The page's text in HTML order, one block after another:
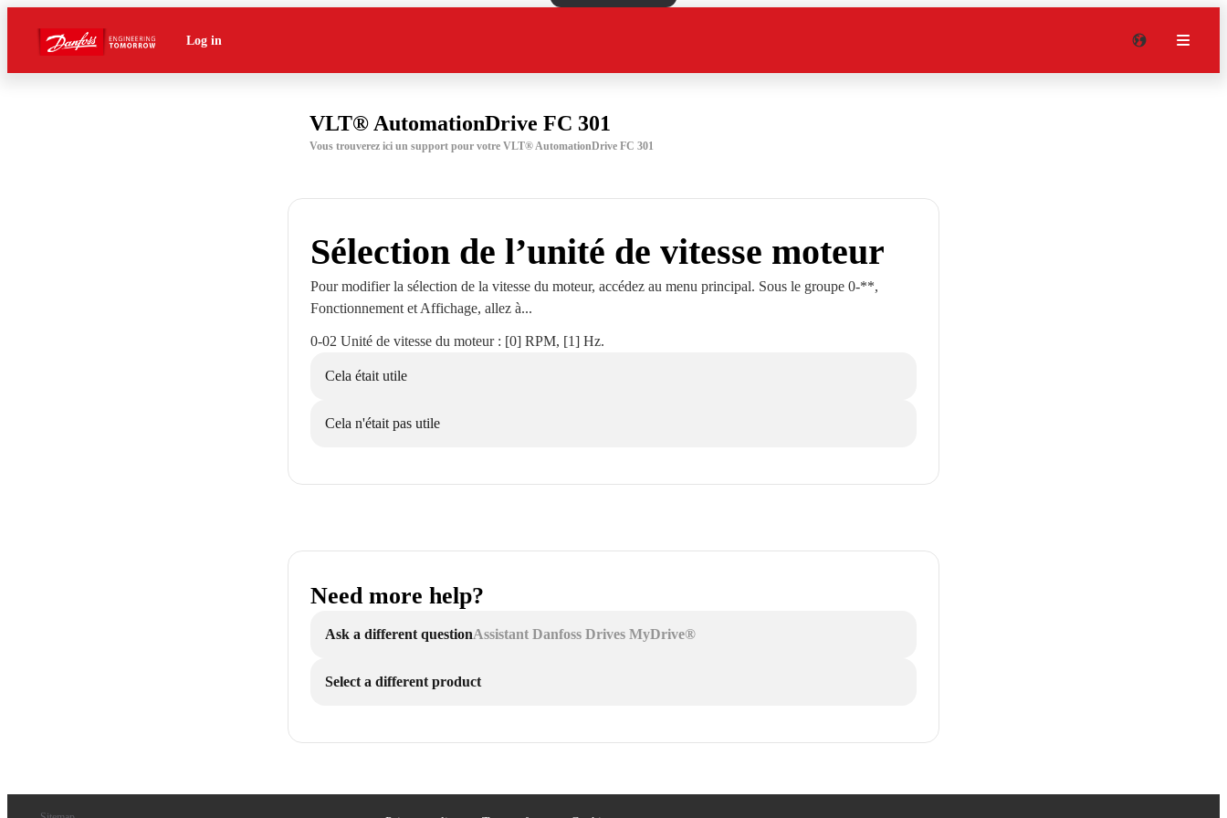
Log in
VLT® AutomationDrive FC 301
Vous trouverez ici un support pour votre VLT® AutomationDrive FC 301
Sélection de l’unité de vitesse moteur
Pour modifier la sélection de la vitesse du moteur, accédez au menu principal. Sous le groupe 0-**,
Fonctionnement et Affichage, allez à...
0-02 Unité de vitesse du moteur : [0] RPM, [1] Hz.
Cela était utile
Cela n'était pas utile
Need more help?
Ask a different questionAssistant Danfoss Drives MyDrive®
Select a different product